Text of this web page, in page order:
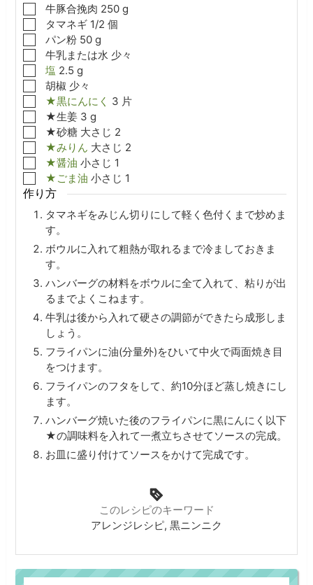
▢
牛豚合挽肉 250 g
▢
タマネギ 1/2 個
▢
パン粉 50 g
▢
牛乳または水 少々
▢
塩 2.5 g
▢
胡椒 少々
▢
★黒にんにく 3 片
▢
★生姜 3 g
▢
★砂糖 大さじ 2
▢
★みりん 大さじ 2
▢
★醤油 小さじ 1
▢
★ごま油 小さじ 1
作り方
タマネギをみじん切りにして軽く色付くまで炒めま
す。
ボウルに入れて粗熱が取れるまで冷ましておきま
す。
ハンバーグの材料をボウルに全て入れて、粘りが出
るまでよくこねます。
牛乳は後から入れて硬さの調節ができたら成形しま
しょう。
フライパンに油(分量外)をひいて中火で両面焼き目
をつけます。
フライパンのフタをして、約10分ほど蒸し焼きにし
ます。
ハンバーグ焼いた後のフライパンに黒にんにく以下
★の調味料を入れて一煮立ちさせてソースの完成。
お皿に盛り付けてソースをかけて完成です。
このレシピのキーワード
アレンジレシピ, 黒ニンニク